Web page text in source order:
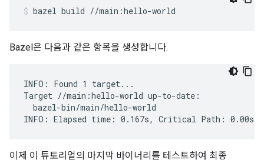
bazel build //main:hello-world
Bazel은 다음과 같은 항목을 생성합니다.
INFO: Found 1 target...
Target //main:hello-world up-to-date:
  bazel-bin/main/hello-world
이제 이 튜토리얼의 마지막 바이너리를 테스트하여 최종